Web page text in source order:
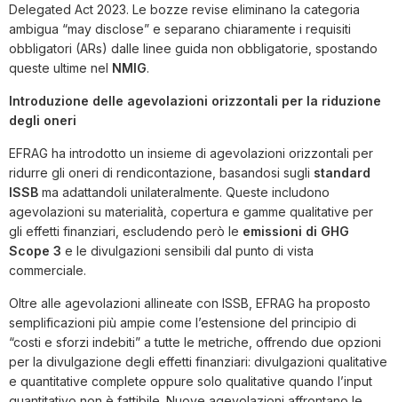
Delegated Act 2023. Le bozze revise eliminano la categoria
ambigua “may disclose” e separano chiaramente i requisiti
obbligatori (ARs) dalle linee guida non obbligatorie, spostando
queste ultime nel NMIG.
Introduzione delle agevolazioni orizzontali per la riduzione
degli oneri
EFRAG ha introdotto un insieme di agevolazioni orizzontali per
ridurre gli oneri di rendicontazione, basandosi sugli standard
ISSB ma adattandoli unilateralmente. Queste includono
agevolazioni su materialità, copertura e gamme qualitative per
gli effetti finanziari, escludendo però le emissioni di GHG
Scope 3 e le divulgazioni sensibili dal punto di vista
commerciale.
Oltre alle agevolazioni allineate con ISSB, EFRAG ha proposto
semplificazioni più ampie come l’estensione del principio di
“costi e sforzi indebiti” a tutte le metriche, offrendo due opzioni
per la divulgazione degli effetti finanziari: divulgazioni qualitative
e quantitative complete oppure solo qualitative quando l’input